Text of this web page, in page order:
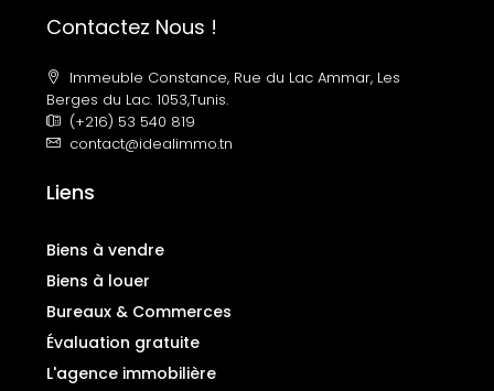
Contactez Nous !
Immeuble Constance, Rue du Lac Ammar, Les
Berges du Lac. 1053,Tunis.
(+216) 53 540 819
contact@idealimmo.tn
Liens
Biens à vendre
Biens à louer
Bureaux & Commerces
Évaluation gratuite
L'agence immobilière